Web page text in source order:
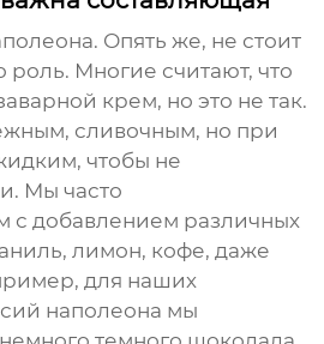
. Опять же, не стоит
роль. Многие считают, что
крем, но это не так.
сливочным, но при
чтобы не
Мы часто
с добавлением различных
лимон, кофе, даже
для наших
наполеона мы